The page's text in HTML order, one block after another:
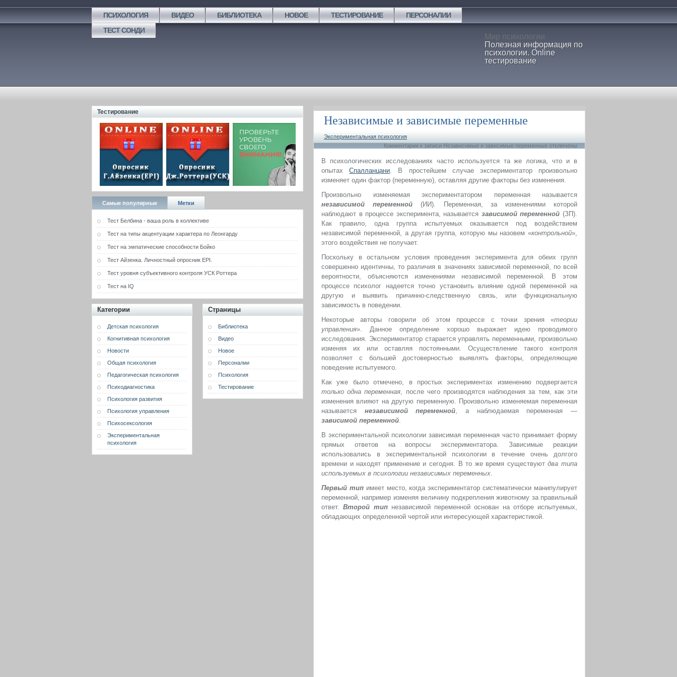
ПСИХОЛОГИЯ ВИДЕО БИБЛИОТЕКА НОВОЕ ТЕСТИРОВАНИЕ
ПЕРСОНАЛИИ
ТЕСТ СОНДИ
Мир психологии
Полезная информация по
психологии. Online
тестирование
Независимые и зависимые переменные
Экспериментальная психология
Комментарии к записи Независимые и зависимые переменные отключены
В психологических исследованиях часто используется та же логика, что и в
опытахСпалланцани. В простейшем случае экспериментатор произвольно
изменяет один фактор (переменную), оставляя другие факторы без изменения.
Произвольно изменяемая экспериментатором переменная называется
независимой переменной (ИИ). Переменная, за изменениями которой
наблюдают в процессе эксперимента, называется зависимой переменной (ЗП).
Как правило, одна группа испытуемых оказывается под воздействием
независимой переменной, а другая группа, которую мы назовем «контрольной»,
этого воздействия не получает.
Поскольку в остальном условия проведения эксперимента для обеих групп
совершенно идентичны, то различия в значениях зависимой переменной, по всей
вероятности, объясняются изменениями независимой переменной. В этом
процессе психолог надеется точно установить влияние одной переменной на
другую и выявить причинно-следственную связь, или функциональную
зависимость в поведении.
Некоторые авторы говорили об этом процессе с точки зрения «теории
управления». Данное определение хорошо выражает идею проводимого
исследования. Экспериментатор старается управлять переменными, произвольно
изменяя их или оставляя постоянными. Осуществление такого контроля
позволяет с большей достоверностью выявлять факторы, определяющие
поведение испытуемого.
Как уже было отмечено, в простых экспериментах изменению подвергается
только одна переменная, после чего производятся наблюдения за тем, как эти
изменения влияют на другую переменную. Произвольно изменяемая переменная
называется независимой переменной, а наблюдаемая переменная —
зависимой переменной.
В экспериментальной психологии зависимая переменная часто принимает форму
прямых ответов на вопросы экспериментатора. Зависимые реакции
использовались в экспериментальной психологии в течение очень долгого
времени и находят применение и сегодня. В то же время существуютдва типа
используемых в психологии независимых переменных.
Первый типимеет место, когда экспериментатор систематически манипулирует
переменной, например изменяя величину подкрепления животному за правильный
ответ.Второй типнезависимой переменной основан на отборе испытуемых,
обладающих определенной чертой или интересующей характеристикой.
Тестирование
Самые популярные Метки
Тест Белбина - ваша роль в коллективе
Тест на типы акцентуации характера по Леонгарду
Тест на эмпатические способности Бойко
Тест Айзенка. Личностный опросник EPI.
Тест уровня субъективного контроля УСК Роттера
Тест на IQ
Категории
Детская психология
Когнитивная психология
Новости
Общая психология
Педагогическая психология
Психодиагностика
Психология развития
Психология управления
Психосексология
Экспериментальная
психология
Страницы
Библиотека
Видео
Новое
Персоналии
Психология
Тестирование